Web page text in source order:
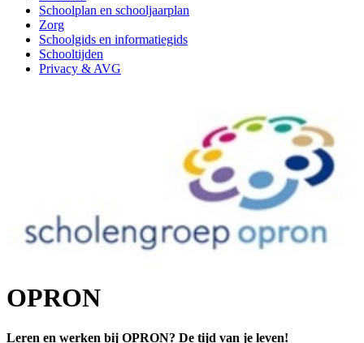
Schoolplan en schooljaarplan
Zorg
Schoolgids en informatiegids
Schooltijden
Privacy & AVG
OPRON
Leren en werken bij OPRON? De tijd van je leven!